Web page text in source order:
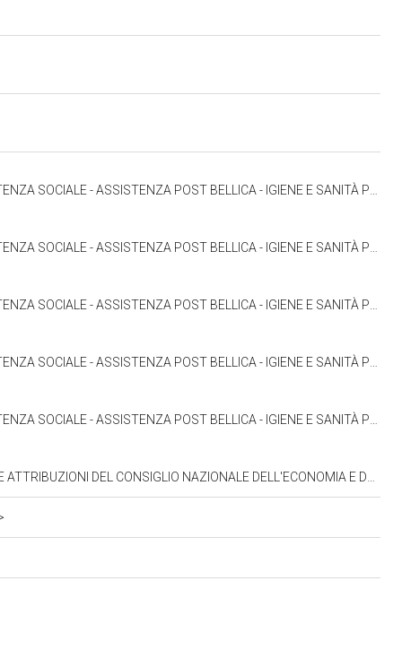
- IGIENE E SANITÀ PUBBLICA, FERDINANDO STORCHI (15.06.1948-30.06.1949)
- IGIENE E SANITÀ PUBBLICA, FERDINANDO STORCHI (01.07.1949-30.06.1950)
- IGIENE E SANITÀ PUBBLICA, FERDINANDO STORCHI (01.07.1950-09.07.1951)
- IGIENE E SANITÀ PUBBLICA, FERDINANDO STORCHI (10.07.1951-30.06.1952)
- IGIENE E SANITÀ PUBBLICA, FERDINANDO STORCHI (01.07.1952-24.06.1953)
DELL'ECONOMIA E DEL LAVORO, FERDINANDO STORCHI (12.05.1952-24.06.1953)